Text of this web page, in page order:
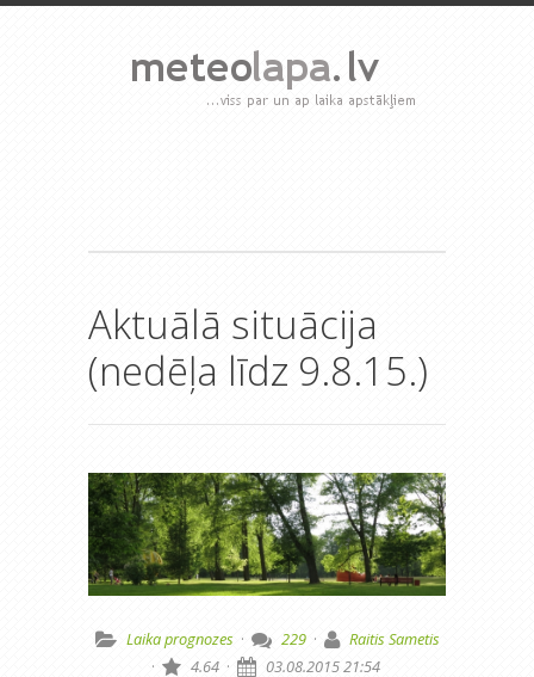
Aktuālā situācija
(nedēļa līdz 9.8.15.)
Laika prognozes · 229 ·
Raitis Sametis
·
4.64 · 03.08.2015 21:54